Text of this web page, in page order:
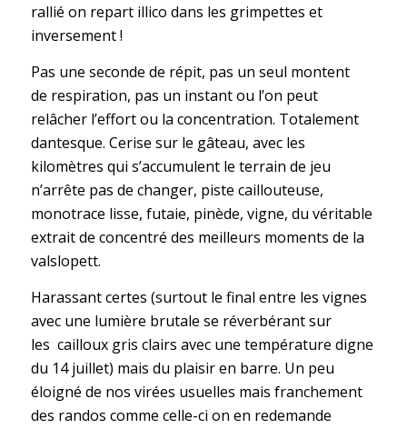
rallié on repart illico dans les grimpettes et
inversement !
Pas une seconde de répit, pas un seul montent
de respiration, pas un instant ou l’on peut
relâcher l’effort ou la concentration. Totalement
dantesque. Cerise sur le gâteau, avec les
kilomètres qui s’accumulent le terrain de jeu
n’arrête pas de changer, piste caillouteuse,
monotrace lisse, futaie, pinède, vigne, du véritable
extrait de concentré des meilleurs moments de la
valslopett.
Harassant certes (surtout le final entre les vignes
avec une lumière brutale se réverbérant sur
les cailloux gris clairs avec une température digne
du 14 juillet) mais du plaisir en barre. Un peu
éloigné de nos virées usuelles mais franchement
des randos comme celle-ci on en redemande